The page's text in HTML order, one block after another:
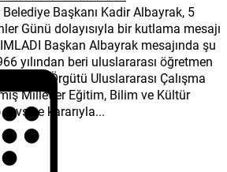
Başkanı Kadir Albayrak, 5
Günü dolayısıyla bir kutlama mesajı
Başkan Albayrak mesajında şu
yılından beri uluslararası öğretmen
Örgütü Uluslararası Çalışma
Milletler Eğitim, Bilim ve Kültür
tavsiye kararıyla...